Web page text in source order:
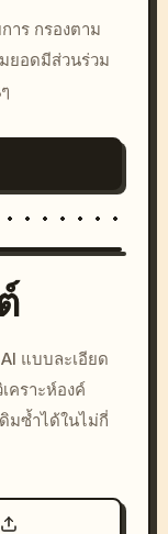
าร กรองตาม
มยอดมีส่วนร่วม
sunset, neon
--v 6.0
แบบละเอียด
คราะห์องค์
มซ้ำได้ในไม่กี่